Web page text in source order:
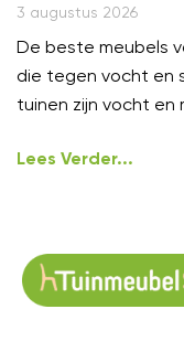
3 augustus 2026
De beste meubels
die tegen vocht en
tuinen zijn vocht en
Lees Verder...